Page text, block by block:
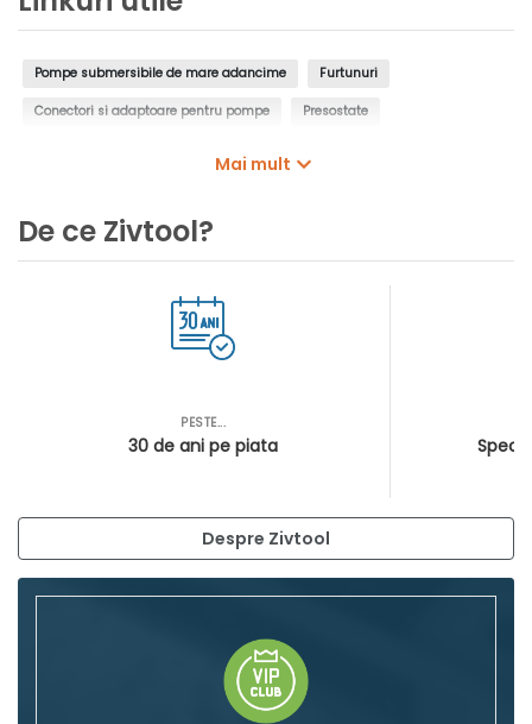
Pompe submersibile de mare adancime Furtunuri
Conectori si adaptoare pentru pompe Presostate
Cartuse filtrante pentru pompe
Mai mult
De ce Zivtool?
PESTE...
30 de ani pe piata
Despre Zivtool